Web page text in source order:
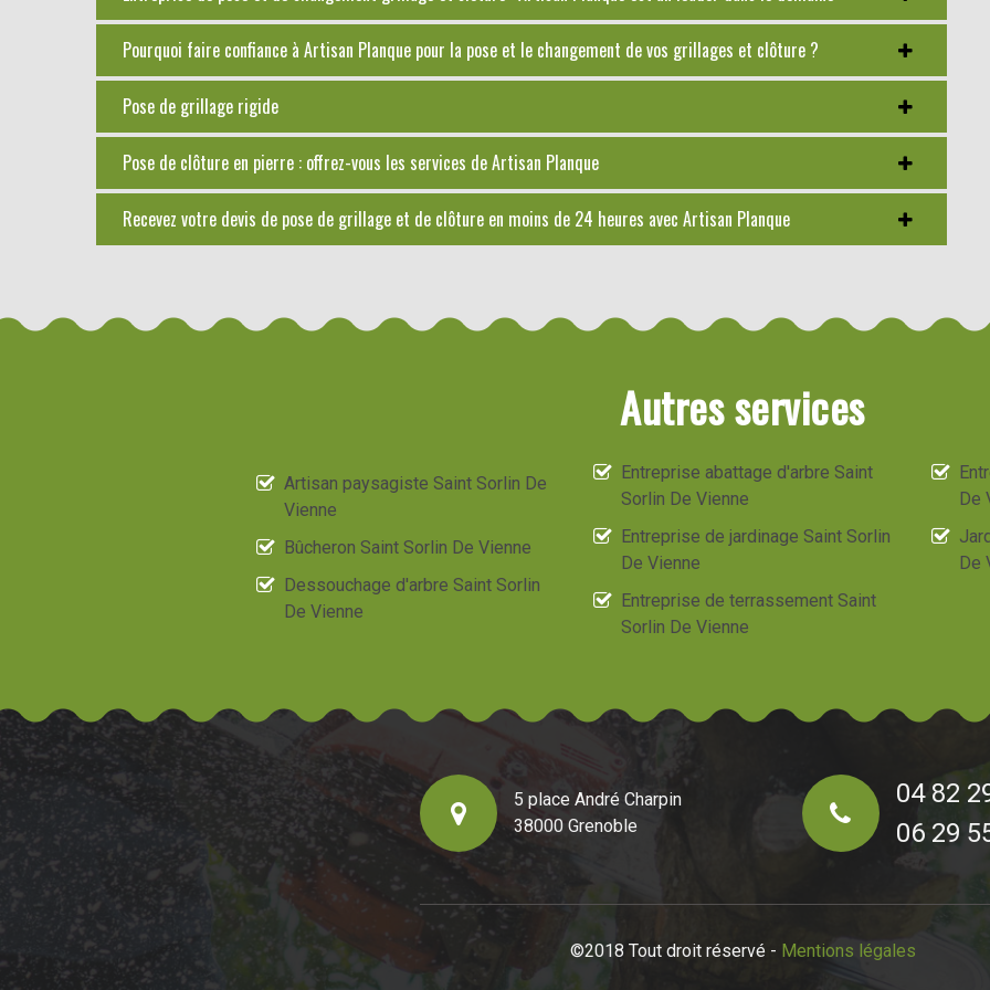
Pourquoi faire confiance à Artisan Planque pour la pose et le changement de vos grillages et clôture ?
Pose de grillage rigide
Pose de clôture en pierre : offrez-vous les services de Artisan Planque
Recevez votre devis de pose de grillage et de clôture en moins de 24 heures avec Artisan Planque
Autres services
Artisan paysagiste Saint Sorlin De
Vienne
Bûcheron Saint Sorlin De Vienne
Dessouchage d'arbre Saint Sorlin
De Vienne
Entreprise abattage d'arbre Saint
Sorlin De Vienne
Entreprise de jardinage Saint Sorlin
De Vienne
Entreprise de terrassement Saint
Sorlin De Vienne
De
De
5 place André Charpin
38000 Grenoble
04 82
06 29
©2018 Tout droit réservé - Mentions légales